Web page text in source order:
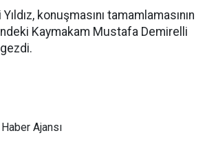
konuşmasını tamamlamasının
Kaymakam Mustafa Demirelli
Ajansı